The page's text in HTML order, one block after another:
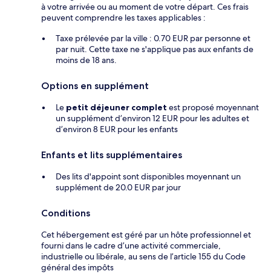
à votre arrivée ou au moment de votre départ. Ces frais
peuvent comprendre les taxes applicables :
Taxe prélevée par la ville : 0.70 EUR par personne et
par nuit. Cette taxe ne s'applique pas aux enfants de
moins de 18 ans.
Options en supplément
Le petit déjeuner complet est proposé moyennant
un supplément d’environ 12 EUR pour les adultes et
d’environ 8 EUR pour les enfants
Enfants et lits supplémentaires
Des lits d'appoint sont disponibles moyennant un
supplément de 20.0 EUR par jour
Conditions
Cet hébergement est géré par un hôte professionnel et
fourni dans le cadre d’une activité commerciale,
industrielle ou libérale, au sens de l’article 155 du Code
général des impôts